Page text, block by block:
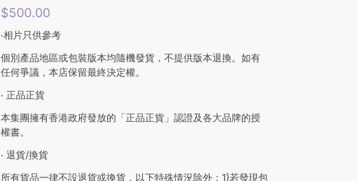
$500.00
‧相片只供參考
個別產品地區或包裝版本均隨機發貨，不提供版本退換。如有
任何爭議，本店保留最終決定權。
‧ 正品正貨
本集團擁有香港政府發放的「正品正貨」認證及各大品牌的授
權書。
‧ 退貨/換貨
所有貨品一律不設退貨或換貨，以下特殊情況除外：1)若發現包